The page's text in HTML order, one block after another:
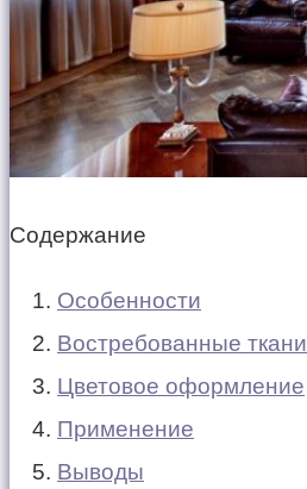
Содержание
Особенности
Востребованные ткани
Цветовое оформление
Применение
Выводы